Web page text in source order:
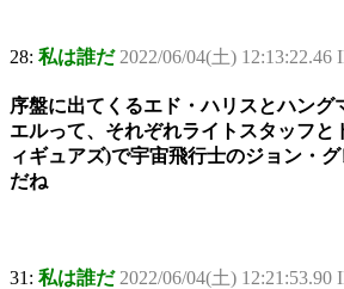
28: 私は誰だ 2022/06/04(土) 12:13:22.46
序盤に出てくるエド・ハリスとハング
エルって、それぞれライトスタッフと
ィギュアズ)で宇宙飛行士のジョン・
だね
31: 私は誰だ 2022/06/04(土) 12:21:53.90